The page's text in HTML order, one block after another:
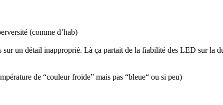
(comme d’hab)
sur un détail inapproprié. Là ça partait de la fiabilité des LED sur la
de “couleur froide” mais pas “bleue“ ou si peu)